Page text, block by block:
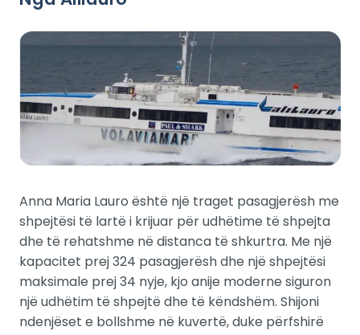
Anna Maria Lauro është një traget pasagjerësh me
shpejtësi të lartë i krijuar për udhëtime të shpejta
dhe të rehatshme në distanca të shkurtra. Me një
kapacitet prej 324 pasagjerësh dhe një shpejtësi
maksimale prej 34 nyje, kjo anije moderne siguron
një udhëtim të shpejtë dhe të këndshëm. Shijoni
ndenjëset e bollshme në kuvertë, duke përfshirë